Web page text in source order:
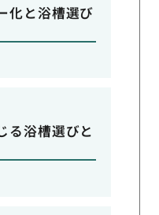
化と浴槽選び
る浴槽選びと